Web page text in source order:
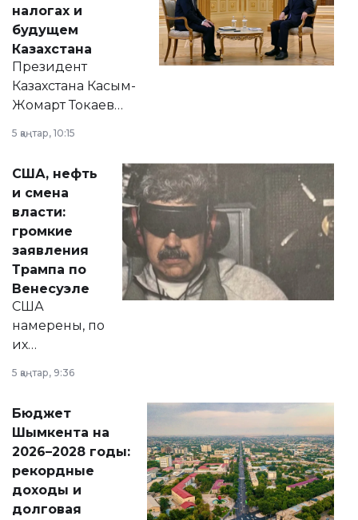
налогах и
будущем
Казахстана
Президент
Казахстана Касым-
Жомарт Токаев
сразу несколько
актуальных тем —
от слухов о
политических
реформах до
вопросов армии,
экономики и
личного здоровья.
5 қаңтар, 10:15
США, нефть
и смена
власти:
громкие
заявления
Трампа по
Венесуэле
США
намерены, по
их
принести
народу
Венесуэлы.
5 қаңтар, 9:36
Бюджет
Шымкента на
2026–2028 годы:
рекордные
доходы и
долговая